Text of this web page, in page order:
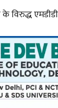
विरुद्ध